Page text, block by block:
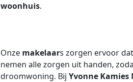
woonhuis.
Onze makelaars zorgen ervoor
nemen alle zorgen uit handen,
droomwoning. Bij Yvonne